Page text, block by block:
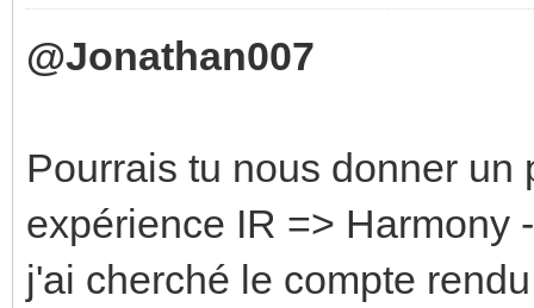
@Jonathan007
Pourrais tu nous donner
expérience IR => Harmony
j'ai cherché le compte